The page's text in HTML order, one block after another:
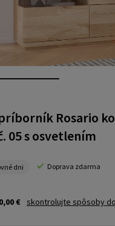
Rosario
05 s osvetlením
dni Doprava zdarma
0,00 € skontrolujte spôsoby